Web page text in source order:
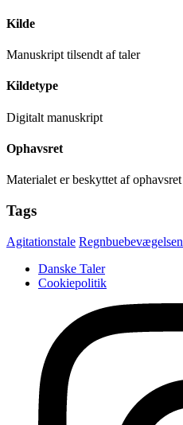
Kilde
Manuskript tilsendt af taler
Kildetype
Digitalt manuskript
Ophavsret
Materialet er beskyttet af ophavsret
Tags
Agitationstale Regnbuebevægelsen
Danske Taler
Cookiepolitik